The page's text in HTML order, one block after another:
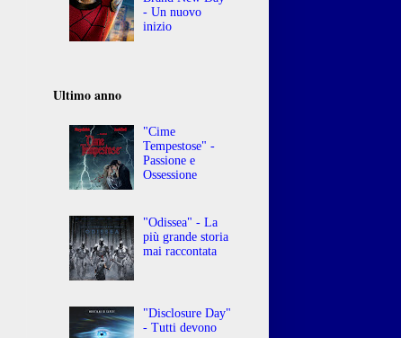
- Un nuovo
inizio
Ultimo anno
"Cime
Tempestose" -
Passione e
Ossessione
"Odissea" - La
più grande storia
mai raccontata
"Disclosure Day"
- Tutti devono